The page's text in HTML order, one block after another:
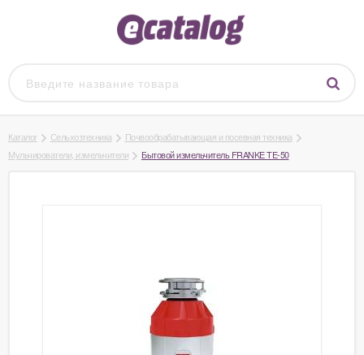
Каталог Сельхозтехника
Почвообрабатывающая и посевная техника
Мульчирователи, измельчители
Бытовой измельчитель FRANKE TE-50